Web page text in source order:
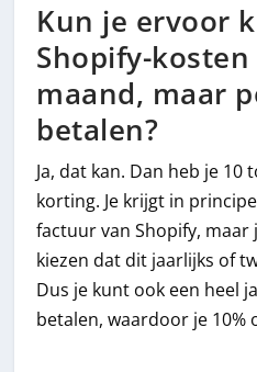
Kun je ervoor
Shopify-
maand, maar
betalen?
Ja, dat kan. Dan heb je
korting. Je krijgt in
factuur van Shopify,
kiezen dat dit jaarlijks of
Dus je kunt ook een heel
betalen, waardoor je 10%